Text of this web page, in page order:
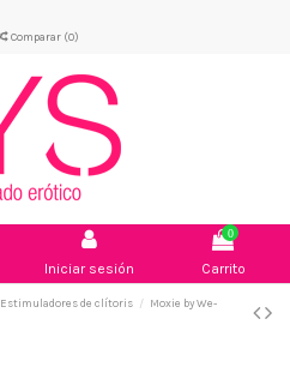
Comparar (0)
Iniciar sesión
0
Carrito
Estimuladores de clítoris
Moxie by We-